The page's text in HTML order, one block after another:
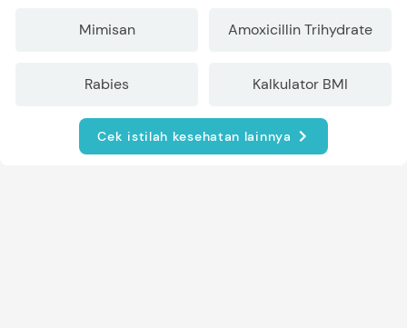
Mimisan Amoxicillin Trihydrate
Rabies Kalkulator BMI
Cek istilah kesehatan lainnya